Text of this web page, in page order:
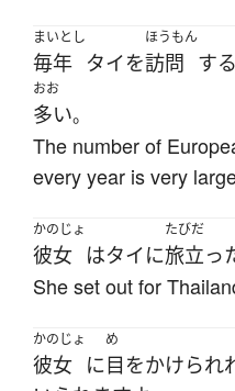
まいとし
毎年 タイを
ほうもん
訪問 する
おお
多い。
The number of
every year is very
かのじょ
彼女 はタイに
たびだ
旅立っ
She set out for
かのじょ
彼女 に
め
目をかけられ